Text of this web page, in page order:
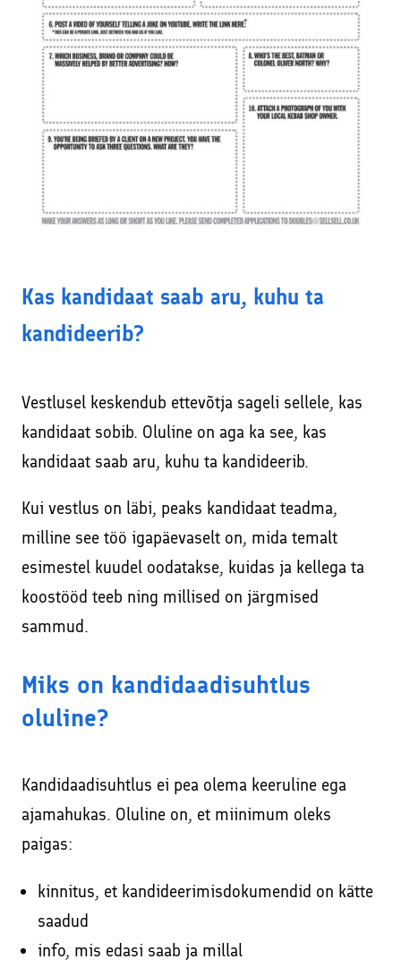
Kas kandidaat saab aru, kuhu ta
kandideerib?
Vestlusel keskendub ettevõtja sageli sellele, kas
kandidaat sobib. Oluline on aga ka see, kas
kandidaat saab aru, kuhu ta kandideerib.
Kui vestlus on läbi, peaks kandidaat teadma,
milline see töö igapäevaselt on, mida temalt
esimestel kuudel oodatakse, kuidas ja kellega ta
koostööd teeb ning millised on järgmised
sammud.
Miks on kandidaadisuhtlus
oluline?
Kandidaadisuhtlus ei pea olema keeruline ega
ajamahukas. Oluline on, et miinimum oleks
paigas:
kinnitus, et kandideerimisdokumendid on kätte
saadud
info, mis edasi saab ja millal